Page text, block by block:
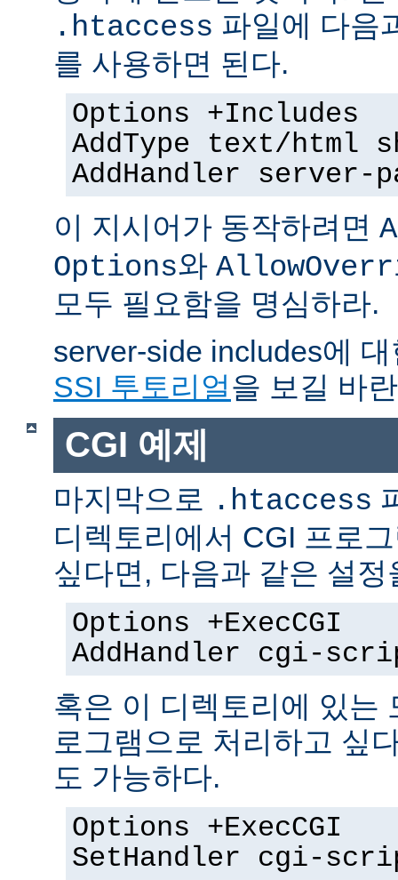
.htaccess 파일에 다음
를 사용하면 된다.
Options +Includes
AddType text/html
AddHandler server-
이 지시어가 동작하려면
Options와
모두 필요함을 명심하라.
server-side includes에
SSI 투토리얼을 보길 바
CGI 예제
마지막으로 .htaccess
디렉토리에서 CGI 프로
싶다면, 다음과 같은 설정
Options +ExecCGI
AddHandler cgi-
혹은 이 디렉토리에 있는
로그램으로 처리하고 싶
도 가능하다.
Options +ExecCGI
SetHandler cgi-